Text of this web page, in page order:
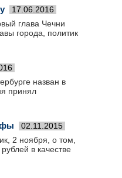
17.06.2016
глава Чечни
города, политик
назван в
принял
02.11.2015
2 ноября, о том,
в качестве